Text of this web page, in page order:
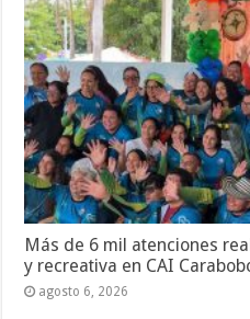
Más de 6 mil atenciones
y recreativa en CAI
agosto 6, 2026